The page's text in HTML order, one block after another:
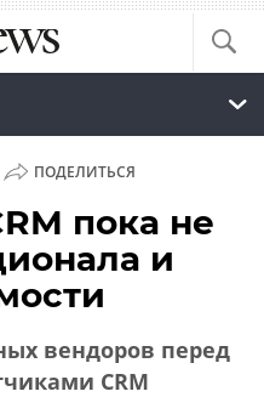
ПОДЕЛИТЬСЯ
пока не
и
вендоров перед
CRM